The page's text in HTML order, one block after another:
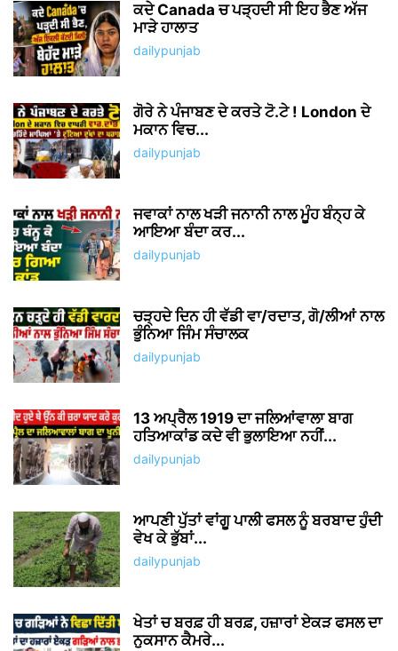
ਕਦੇ Canada ਚ ਪੜ੍ਹਦੀ ਸੀ ਇਹ ਭੈਣ ਅੱਜ
ਮਾੜੇ ਹਾਲਾਤ
dailypunjab
ਗੋਰੇ ਨੇ ਪੰਜਾਬਣ ਦੇ ਕਰਤੇ ਟੋ.ਟੇ ! London ਦੇ
ਮਕਾਨ ਵਿਚ...
dailypunjab
ਜਵਾਕਾਂ ਨਾਲ ਖੜੀ ਜਨਾਨੀ ਨਾਲ ਮੂੰਹ ਬੰਨ੍ਹ ਕੇ
ਆਇਆ ਬੰਦਾ ਕਰ...
dailypunjab
ਚੜ੍ਹਦੇ ਦਿਨ ਹੀ ਵੱਡੀ ਵਾ/ਰਦਾਤ, ਗੋ/ਲੀਆਂ ਨਾਲ
ਭੁੰਨਿਆ ਜਿੰਮ ਸੰਚਾਲਕ
dailypunjab
13 ਅਪ੍ਰੈਲ 1919 ਦਾ ਜਲਿਆਂਵਾਲਾ ਬਾਗ
ਹਤਿਆਕਾਂਡ ਕਦੇ ਵੀ ਭੁਲਾਇਆ ਨਹੀਂ...
dailypunjab
ਆਪਣੀ ਪੁੱਤਾਂ ਵਾਂਗੂ ਪਾਲੀ ਫਸਲ ਨੂੰ ਬਰਬਾਦ ਹੁੰਦੀ
ਵੇਖ ਕੇ ਭੁੱਬਾਂ...
dailypunjab
ਖੇਤਾਂ ਚ ਬਰਫ਼ ਹੀ ਬਰਫ਼, ਹਜ਼ਾਰਾਂ ਏਕੜ ਫਸਲ ਦਾ
ਨੁਕਸਾਨ ਕੈਮਰੇ...